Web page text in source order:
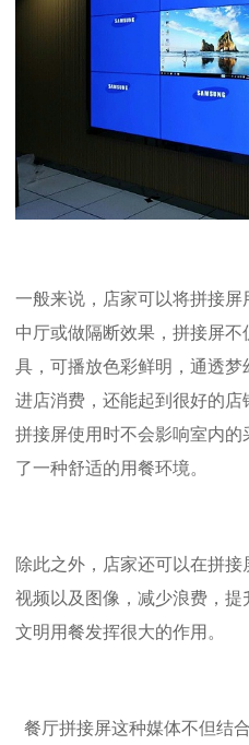
一般来说，店家可以将拼接
中厅或做隔断效果，拼接屏
具，可播放色彩鲜明，通透
进店消费，还能起到很好的
拼接屏使用时不会影响室内
了一种舒适的用餐环境。
除此之外，店家还可以在拼接
视频以及图像，减少浪费，
文明用餐发挥很大的作用。
餐厅拼接屏这种媒体不但结